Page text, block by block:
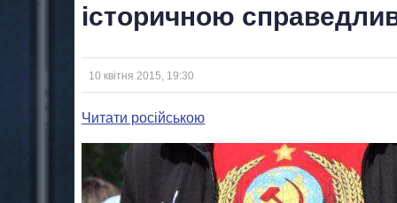
історичною
10 квітня 2015, 19:30
Читати російською